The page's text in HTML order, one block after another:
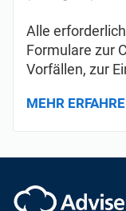
Alle
Formulare zur
Vorfällen, zur
MEHR